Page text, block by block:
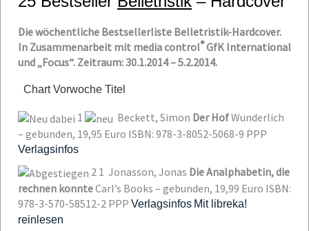
Die wöchentliche Bestsellerliste Belletristik-Hardcover.
In Zusammenarbeit mit media control®GfK International
und „Focus“. Zeitraum: 30.1.2014 – 5.2.2014.
ChartVorwoche Titel
1 Beckett, Simon Der HofWunderlich
– gebunden, 19,95 Euro ISBN: 978-3-8052-5068-9 PPP
Verlagsinfos
2 1 Jonasson, Jonas Die Analphabetin, die
rechnen konnteCarl’s Books – gebunden, 19,99 Euro ISBN:
978-3-570-58512-2 PPP Verlagsinfos Mit libreka!
reinlesen